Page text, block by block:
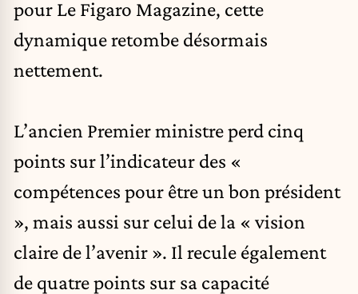
pour Le Figaro Magazine, cette
dynamique retombe désormais
nettement.
L’ancien Premier ministre perd cinq
points sur l’indicateur des «
compétences pour être un bon président
», mais aussi sur celui de la « vision
claire de l’avenir ». Il recule également
de quatre points sur sa capacité